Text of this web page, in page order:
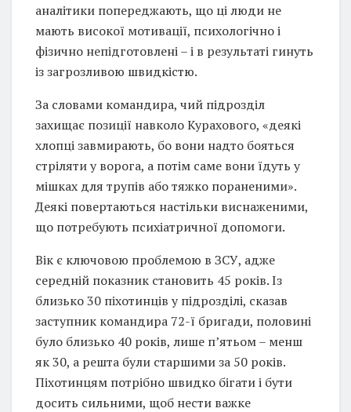
аналітики попереджають, що ці люди не
мають високої мотивації, психологічно і
фізично непідготовлені – і в результаті гинуть
із загрозливою швидкістю.
За словами командира, чий підрозділ
захищає позиції навколо Курахового, «деякі
хлопці завмирають, бо вони надто бояться
стріляти у ворога, а потім саме вони їдуть у
мішках для трупів або тяжко пораненими».
Деякі повертаються настільки виснаженими,
що потребують психіатричної допомоги.
Вік є ключовою проблемою в ЗСУ, адже
середній показник становить 45 років. Із
близько 30 піхотинців у підрозділі, сказав
заступник командира 72-ї бригади, половині
було близько 40 років, лише п’ятьом – менш
як 30, а решта були старшими за 50 років.
Піхотинцям потрібно швидко бігати і бути
досить сильними, щоб нести важке